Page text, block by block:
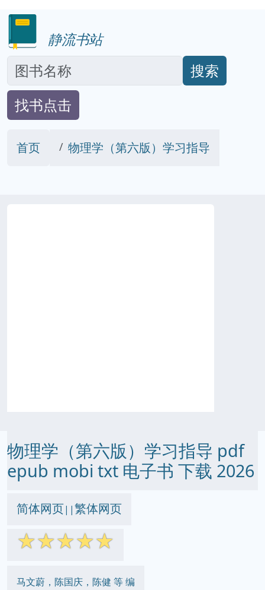
静流书站
搜索
找书点击
首页 物理学（第六版）学习指导
物理学（第六版）学习指导 pdf
epub mobi txt 电子书 下载 2026
简体网页||繁体网页
☆☆☆☆☆
马文蔚，陈国庆，陈健 等 编